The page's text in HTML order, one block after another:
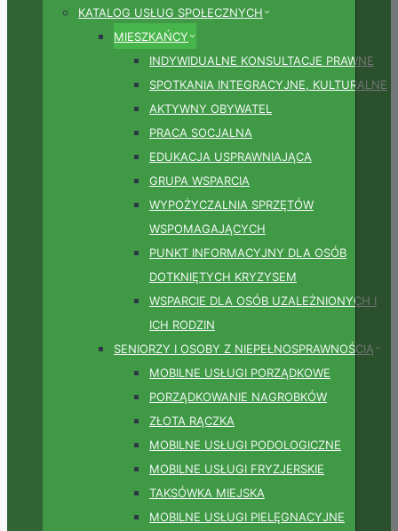
KATALOG USŁUG SPOŁECZNYCH
MIESZKAŃCY
INDYWIDUALNE KONSULTACJE PRAWNE
SPOTKANIA INTEGRACYJNE, KULTURALNE
AKTYWNY OBYWATEL
PRACA SOCJALNA
EDUKACJA USPRAWNIAJĄCA
GRUPA WSPARCIA
WYPOŻYCZALNIA SPRZĘTÓW
WSPOMAGAJĄCYCH
PUNKT INFORMACYJNY DLA OSÓB
DOTKNIĘTYCH KRYZYSEM
WSPARCIE DLA OSÓB UZALEŻNIONYCH I
ICH RODZIN
SENIORZY I OSOBY Z NIEPEŁNOSPRAWNOŚCIĄ
MOBILNE USŁUGI PORZĄDKOWE
PORZĄDKOWANIE NAGROBKÓW
ZŁOTA RĄCZKA
MOBILNE USŁUGI PODOLOGICZNE
MOBILNE USŁUGI FRYZJERSKIE
TAKSÓWKA MIEJSKA
MOBILNE USŁUGI PIELĘGNACYJNE